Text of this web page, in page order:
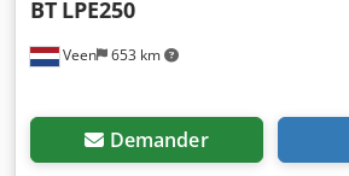
Veen 653 km
BT LPE250
Demander